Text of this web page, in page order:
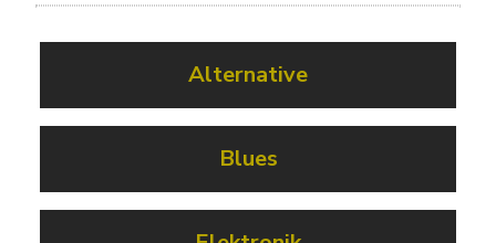
Alternative
Blues